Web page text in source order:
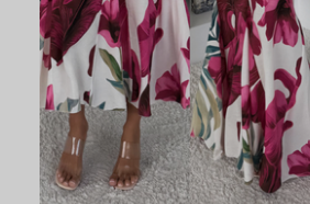
k
t
ů
u
k
t
ů